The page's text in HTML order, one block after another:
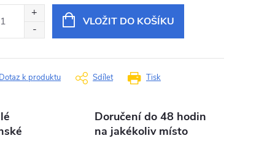
VLOŽIT DO KOŠÍKU
Tisk
Dotaz k produktu Sdílet
Doručení do 48 hodin
na jakékoliv místo